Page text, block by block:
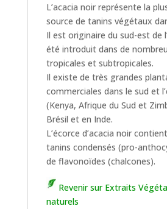
L’acacia noir représente la
source de tanins végétaux
Il est originaire du sud-est de
été introduit dans de
tropicales et subtropicales.
Il existe de très grandes
commerciales dans le sud et
(Kenya, Afrique du Sud et
Brésil et en Inde.
L’écorce d’acacia noir
tanins condensés (pro-
de flavonoïdes (chalcones).
Revenir sur Extraits
naturels